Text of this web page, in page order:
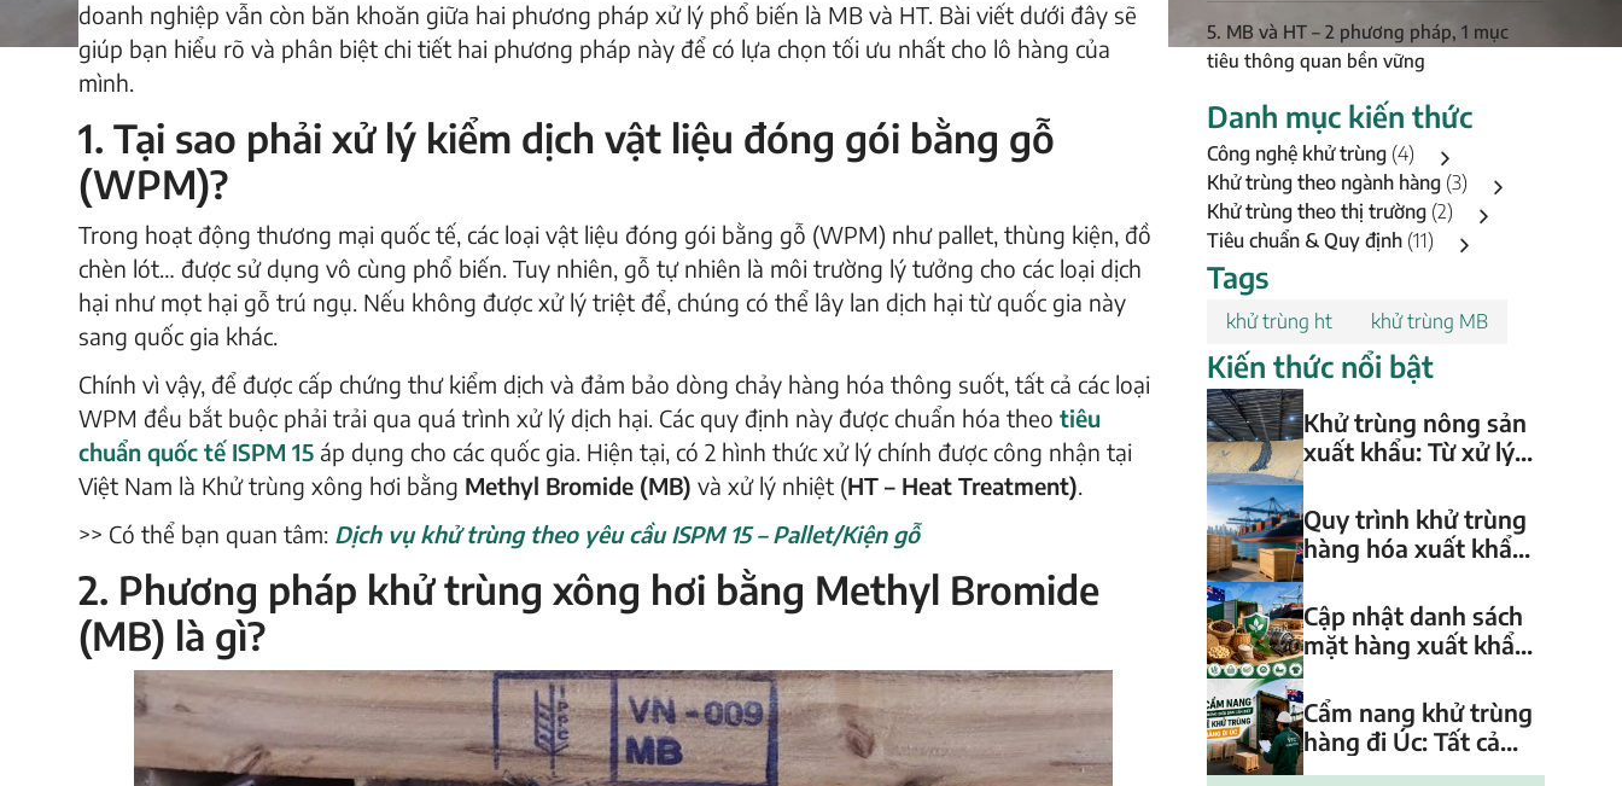
doanh nghiệp vẫn còn băn khoăn giữa hai phương pháp xử lý phổ biến là MB và HT. Bài viết dưới đây sẽ
giúp bạn hiểu rõ và phân biệt chi tiết hai phương pháp này để có lựa chọn tối ưu nhất cho lô hàng của
mình.
1. Tại sao phải xử lý kiểm dịch vật liệu đóng gói bằng gỗ
(WPM)?
Trong hoạt động thương mại quốc tế, các loại vật liệu đóng gói bằng gỗ (WPM) như pallet, thùng kiện, đồ
chèn lót… được sử dụng vô cùng phổ biến. Tuy nhiên, gỗ tự nhiên là môi trường lý tưởng cho các loại dịch
hại như mọt hại gỗ trú ngụ. Nếu không được xử lý triệt để, chúng có thể lây lan dịch hại từ quốc gia này
sang quốc gia khác.
Chính vì vậy, để được cấp chứng thư kiểm dịch và đảm bảo dòng chảy hàng hóa thông suốt, tất cả các loại
WPM đều bắt buộc phải trải qua quá trình xử lý dịch hại. Các quy định này được chuẩn hóa theo tiêu
chuẩn quốc tế ISPM 15áp dụng cho các quốc gia. Hiện tại, có 2 hình thức xử lý chính được công nhận tại
Việt Nam là Khử trùng xông hơi bằng Methyl Bromide (MB) và xử lý nhiệt (HT – Heat Treatment).
>> Có thể bạn quan tâm: Dịch vụ khử trùng theo yêu cầu ISPM 15 – Pallet/Kiện gỗ
2. Phương pháp khử trùng xông hơi bằng Methyl Bromide
(MB) là gì?
5. MB và HT – 2 phương pháp, 1 mục
tiêu thông quan bền vững
Danh mục kiến thức
Công nghệ khử trùng (4)
Khử trùng theo ngành hàng (3)
Khử trùng theo thị trường (2)
Tiêu chuẩn & Quy định (11)
Tags
khử trùng ht khử trùng MB
Kiến thức nổi bật
Khử trùng nông sản
xuất khẩu: Từ xử lý
hàng hóa đến quản
lý dữ liệu và chứng
thư
Quy trình khử trùng
hàng hóa xuất khẩu
sang Úc từ A-Z
Cập nhật danh sách
mặt hàng xuất khẩu
sang Úc cần phải
kiểm dịch!
Cẩm nang khử trùng
hàng đi Úc: Tất cả
những điều doanh